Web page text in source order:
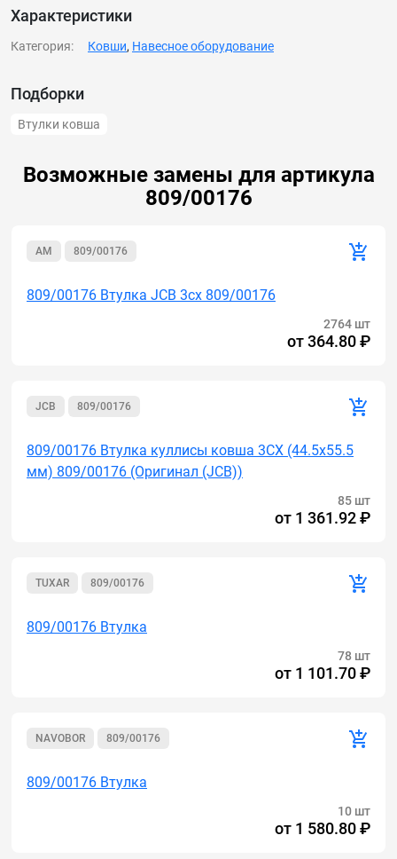
Возможные замены для артикула
809/00176
AM 809/00176
809/00176 Втулка JCB 3cx 809/00176
2764 шт
от364.80 ₽
JCB 809/00176
809/00176 Втулка куллисы ковша 3СХ (44.5x55.5
мм) 809/00176 (Оригинал (JCB))
85 шт
от 1 361.92 ₽
TUXAR 809/00176
809/00176 Втулка
78 шт
от 1 101.70 ₽
NAVOBOR 809/00176
809/00176 Втулка
10 шт
от 1 580.80 ₽
Подборки
Втулки ковша
Доставим 809/00176 Втулка пальца ковша и
трапеции по России и СНГ.
Характеристики
Категория: Ковши, Навесное оборудование